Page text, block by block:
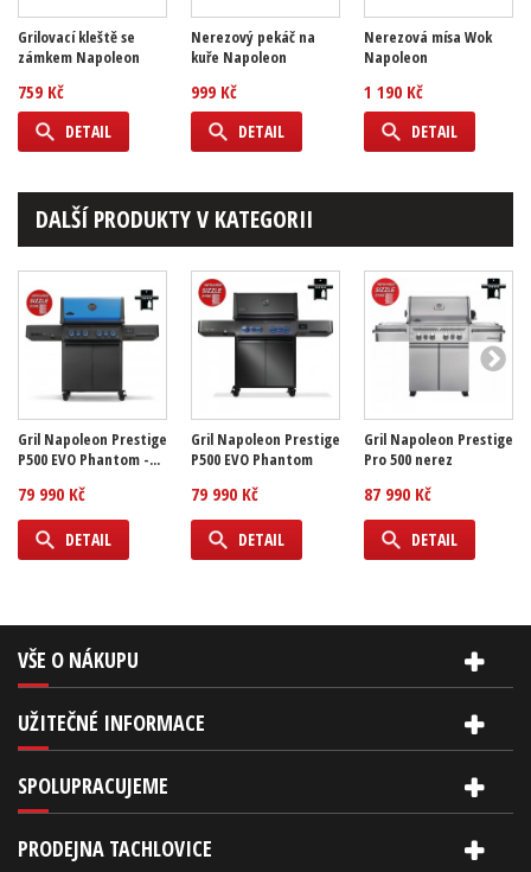
Grilovací kleště se
zámkem Napoleon
759 Kč
DETAIL
Nerezový pekáč na
kuře Napoleon
999 Kč
DETAIL
Nerezová mísa Wok
Napoleon
1 190 Kč
DETAIL
DALŠÍ PRODUKTY V KATEGORII
Gril Napoleon Prestige
P500 EVO Phantom -...
79 990 Kč
DETAIL
Gril Napoleon Prestige
P500 EVO Phantom
79 990 Kč
DETAIL
Gril Napoleon Prestige
Pro 500 nerez
87 990 Kč
DETAIL
VŠE O NÁKUPU
UŽITEČNÉ INFORMACE
SPOLUPRACUJEME
PRODEJNA TACHLOVICE